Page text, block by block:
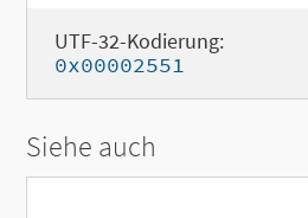
UTF-32-Kodierung:
0x00002551
Siehe auch